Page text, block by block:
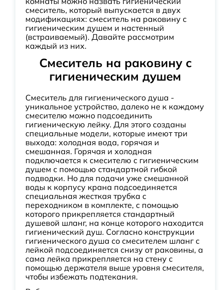
смеситель, который выпускается в двух
модификациях: смеситель на раковину с
гигиеническим душем и настенный
(встраиваемый). Давайте рассмотрим
каждый из них.
Смеситель на раковину с
гигиеническим душем
Смеситель для гигиенического душа -
уникальное устройство, далеко не к каждому
смесителю можно подсоединить
гигиеническую лейку. Для этого созданы
специальные модели, которые имеют три
выхода: холодная вода, горячая и
смешанная. Горячая и холодная
подключается к смесителю с гигиеническим
душем с помощью стандартной гибкой
подводки. Но для подачи уже смешанной
воды к корпусу крана подсоединяется
специальная жесткая трубка с
переходником в комплекте, с помощью
которого прикрепляется стандартный
душевой шланг, на конце которого находится
гигиенический душ. Согласно конструкции
гигиенического душа со смесителем шланг с
лейкой подсоединяется снизу от раковины, а
сама лейка прикрепляется на стену с
помощью держателя выше уровня смесителя,
чтобы избежать подтекания.